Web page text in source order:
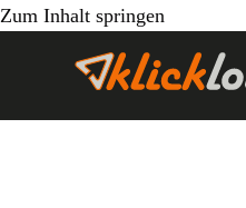
Zum Inhalt springen